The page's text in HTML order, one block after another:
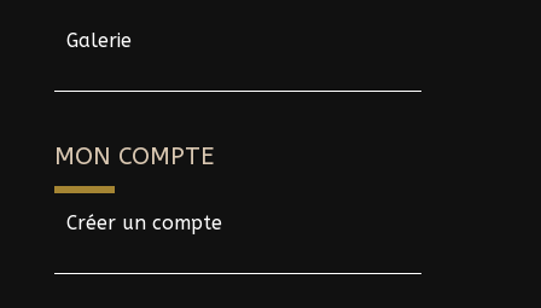
Galerie
MON COMPTE
Créer un compte